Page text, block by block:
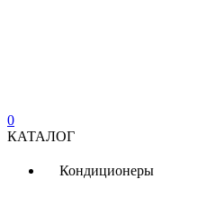
0
КАТАЛОГ
Кондиционеры